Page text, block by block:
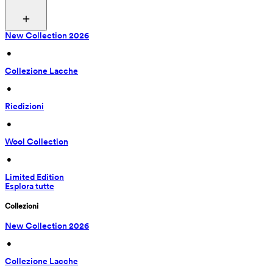
New Collection 2026
•
Collezione Lacche
•
Riedizioni
•
Wool Collection
•
Limited Edition
Esplora tutte
Collezioni
New Collection 2026
•
Collezione Lacche